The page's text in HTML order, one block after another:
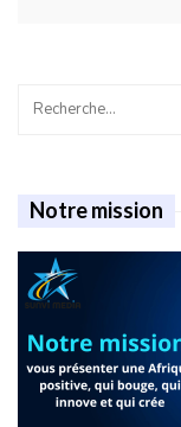
Notre mission